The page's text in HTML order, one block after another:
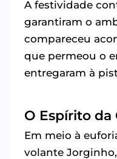
A festividade
garantiram o
compareceu
que permeou o
entregaram à
O Espírito da
Em meio à
volante